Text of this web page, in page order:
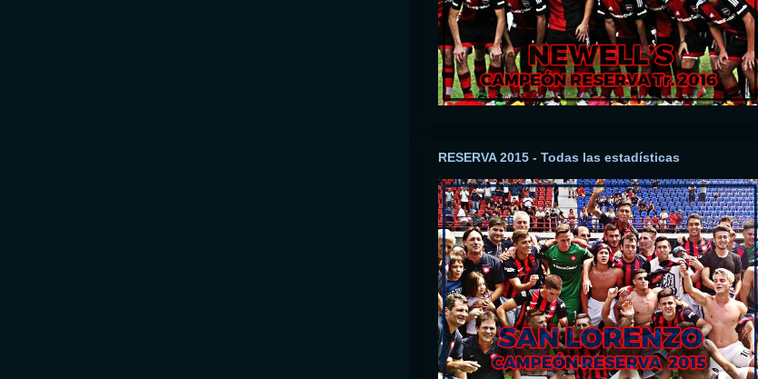
RESERVA 2015 - Todas las estadísticas